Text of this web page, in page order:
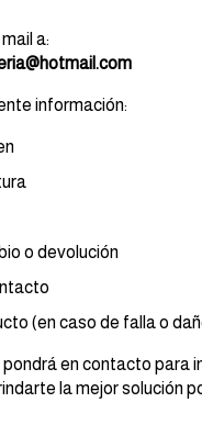
a:
información:
o devolución
(en caso de falla o
en contacto para
la mejor solución